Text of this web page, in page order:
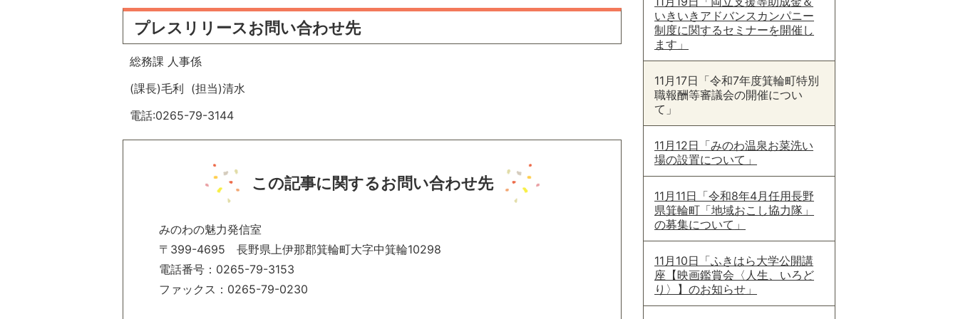
プレスリリースお問い合わせ先
総務課 人事係
(課長)毛利 (担当)清水
電話:0265-79-3144
この記事に関するお問い合わせ先
みのわの魅力発信室
〒399-4695 長野県上伊那郡箕輪町大字中箕輪10298
電話番号：0265-79-3153
ファックス：0265-79-0230
いきいきアドバンスカンパニー
制度に関するセミナーを開催し
ます」
11月17日「令和7年度箕輪町特別
職報酬等審議会の開催につい
て」
11月12日「みのわ温泉お菜洗い
場の設置について」
11月11日「令和8年4月任用長野
県箕輪町「地域おこし協力隊」
の募集について」
11月10日「ふきはら大学公開講
座【映画鑑賞会〈人生、いろど
り〉】のお知らせ」